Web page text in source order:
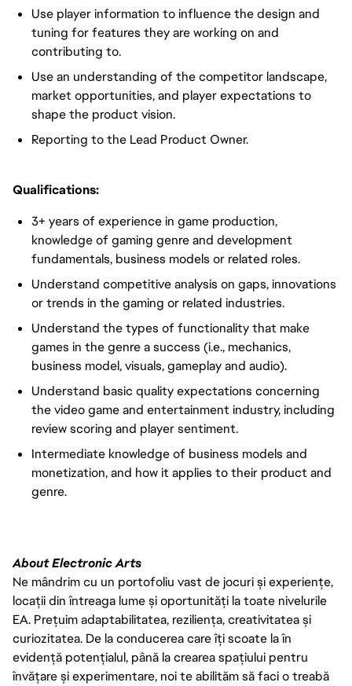
Use player information to influence the design and
tuning for features they are working on and
contributing to.
Use an understanding of the competitor landscape,
market opportunities, and player expectations to
shape the product vision.
Reporting to the Lead Product Owner.
Qualifications:
3+ years of experience in game production,
knowledge of gaming genre and development
fundamentals, business models or related roles.
Understand competitive analysis on gaps, innovations
or trends in the gaming or related industries.
Understand the types of functionality that make
games in the genre a success (i.e., mechanics,
business model, visuals, gameplay and audio).
Understand basic quality expectations concerning
the video game and entertainment industry, including
review scoring and player sentiment.
Intermediate knowledge of business models and
monetization, and how it applies to their product and
genre.
About Electronic Arts
Ne mândrim cu un portofoliu vast de jocuri și experiențe,
locații din întreaga lume și oportunități la toate nivelurile
EA. Prețuim adaptabilitatea, reziliența, creativitatea și
curiozitatea. De la conducerea care îți scoate la în
evidență potențialul, până la crearea spațiului pentru
învățare și experimentare, noi te abilităm să faci o treabă